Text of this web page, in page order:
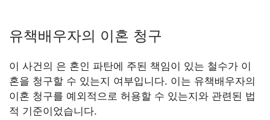
유책배우자의 이혼 청구
이 사건의 은 혼인 파탄에 주된 책임이 있는 철수가 이
혼을 청구할 수 있는지 여부입니다. 이는 유책배우자의
이혼 청구를 예외적으로 허용할 수 있는지와 관련된 법
적 기준이었습니다.